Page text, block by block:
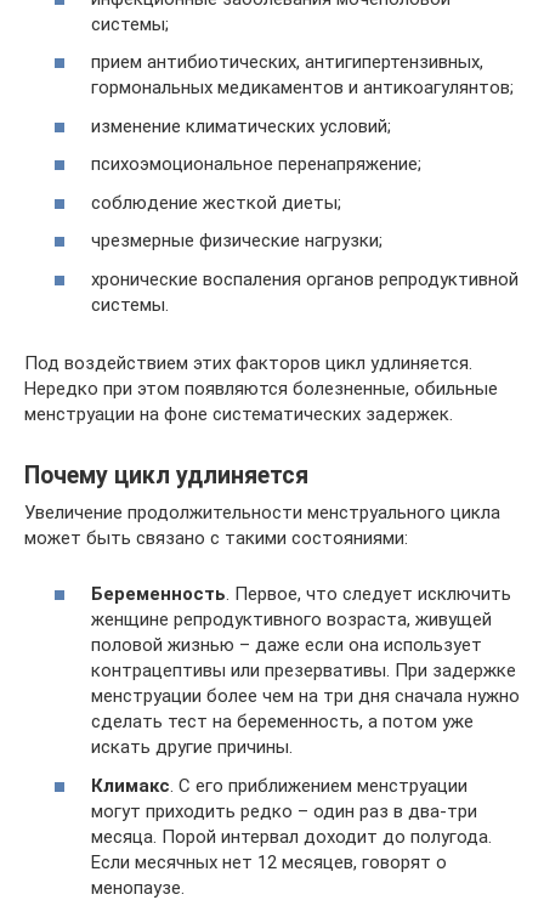
системы;
прием антибиотических, антигипертензивных,
гормональных медикаментов и антикоагулянтов;
изменение климатических условий;
психоэмоциональное перенапряжение;
соблюдение жесткой диеты;
чрезмерные физические нагрузки;
хронические воспаления органов репродуктивной
системы.
Под воздействием этих факторов цикл удлиняется.
Нередко при этом появляются болезненные, обильные
менструации на фоне систематических задержек.
Почему цикл удлиняется
Увеличение продолжительности менструального цикла
может быть связано с такими состояниями:
Беременность. Первое, что следует исключить
женщине репродуктивного возраста, живущей
половой жизнью – даже если она использует
контрацептивы или презервативы. При задержке
менструации более чем на три дня сначала нужно
сделать тест на беременность, а потом уже
искать другие причины.
Климакс . С его приближением менструации
могут приходить редко – один раз в два-три
месяца. Порой интервал доходит до полугода.
Если месячных нет 12 месяцев, говорят о
менопаузе.